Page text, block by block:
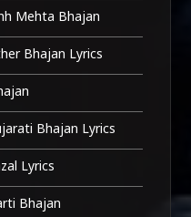
Mehta Bhajan
Bhajan Lyrics
Bhajan Lyrics
Lyrics
Bhajan